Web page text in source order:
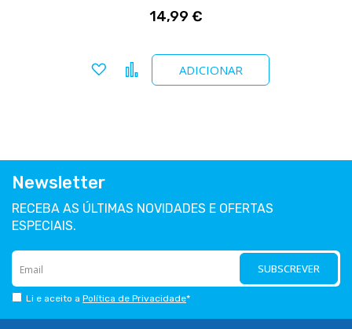
14,99 €
ADICIONAR
Adicionar a favoritos
Comparar
Newsletter
RECEBA AS ÚLTIMAS NOVIDADES E OFERTAS
ESPECIAIS.
SUBSCREVER
Li e aceito a Política de Privacidade*